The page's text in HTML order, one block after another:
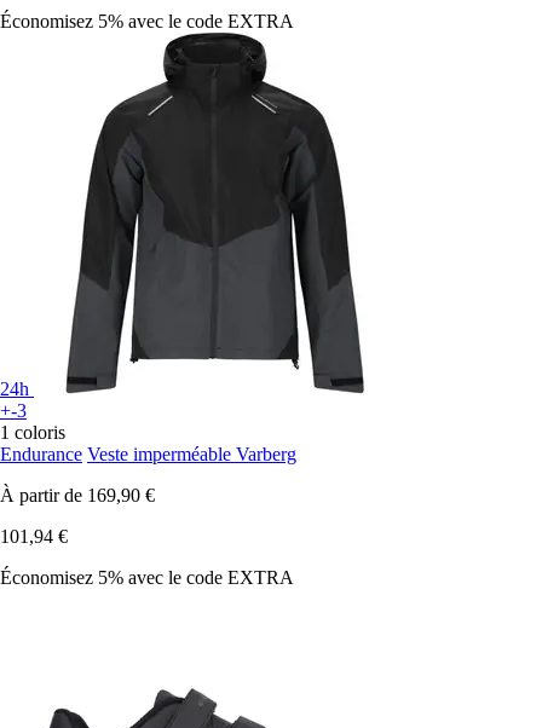
Économisez 5% avec le code EXTRA
24h
+-3
1 coloris
Endurance Veste imperméable Varberg
À partir de 169,90 €
101,94 €
Économisez 5% avec le code EXTRA